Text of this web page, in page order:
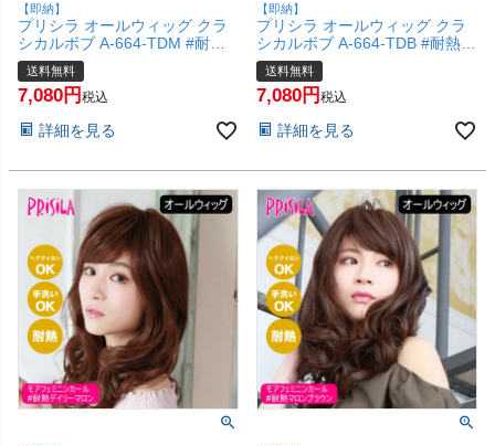
【即納】
プリシラ オールウィッグ クラ
シカルボブ A-664-TDM #耐熱
デイリーマロン 【かつら 内巻
きボブ レトロ 和装 コスプレ 医
療用 自然 おしゃれ かわいい 可
け 女性 】【宅配便送料無料】
送料無料
7,080 税込
詳細を見る
【即納】
プリシラ オールウィッグ クラ
シカルボブ A-664-TDB #耐熱ダ
ークブラウン 【かつら 内巻き
ボブ レトロ 和装 コスプレ 医療
用 自然 おしゃれ かわいい 可愛
女性 】【宅配便送料無料】
送料無料
7,080 税込
詳細を見る